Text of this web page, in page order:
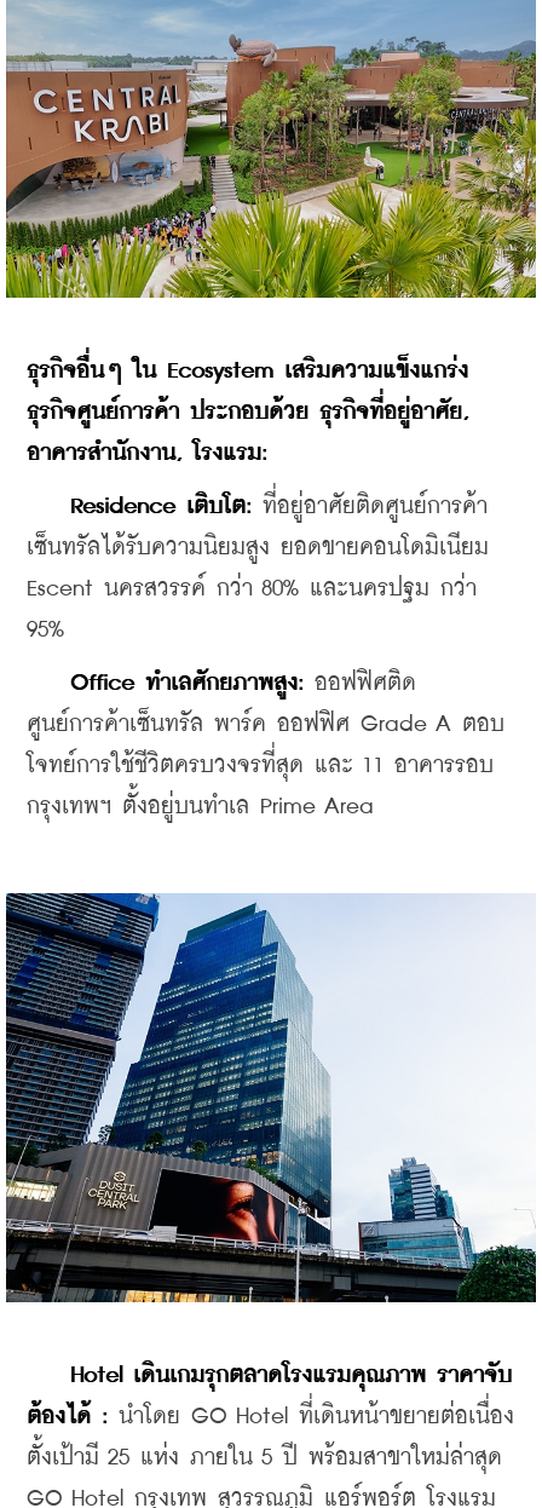
ธุรกิจอื่นๆ ใน Ecosystem เสริมความแข็งแกร่ง
ธุรกิจศูนย์การค้า ประกอบด้วย ธุรกิจที่อยู่อาศัย ,
อาคารสำนักงาน, โรงแรม:
Residence เติบโต: ที่อยู่อาศัยติดศูนย์การค้า
เซ็นทรัลได้รับความนิยมสูง ยอดขายคอนโดมิเนียม
Escent นครสวรรค์ กว่า 80% และนครปฐม กว่า
95%
Office ทำเลศักยภาพสูง: ออฟฟิศติด
ศูนย์การค้าเซ็นทรัล พาร์ค ออฟฟิศ Grade A ตอบ
โจทย์การใช้ชีวิตครบวงจรที่สุด และ 11 อาคารรอบ
กรุงเทพฯ ตั้งอยู่บนทำเล Prime Area
Hotel เดินเกมรุกตลาดโรงแรมคุณภาพ ราคาจับ
ต้องได้ : นำโดย GO Hotel ที่เดินหน้าขยายต่อเนื่อง
ตั้งเป้ามี 25 แห่ง ภายใน 5 ปี พร้อมสาขาใหม่ล่าสุด
GO Hotel กรุงเทพ สุวรรณภูมิ แอร์พอร์ต โรงแรม